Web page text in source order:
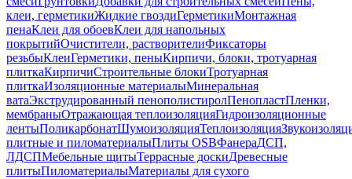
клеи, герметикиЖидкие гвоздиГерметикиМонтажная
пенаКлеи для обоевКлеи для напольных
покрытийОчистители, растворителиФиксаторы
резьбыКлеиГерметики, пеныКирпичи, блоки, тротуарная
плиткаКирпичиСтроительные блокиТротуарная
плиткаИзоляционные материалыМинеральная
ватаЭкструдированный пенополистиролПенопластПленки,
мембраныОтражающая теплоизоляцияГидроизоляционные
лентыПоликарбонатШумоизоляцияТеплоизоляция
плитные и пиломатериалыПлиты OSBФанераДСП,
ЛДСПМебельные щитыТеррасные доскиДревесные
плитыПиломатериалыМатериалы для сухого